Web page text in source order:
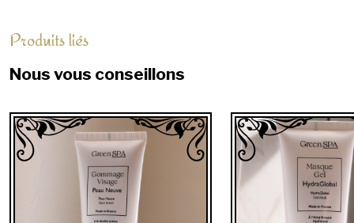
Produits liés
Nous vous conseillons